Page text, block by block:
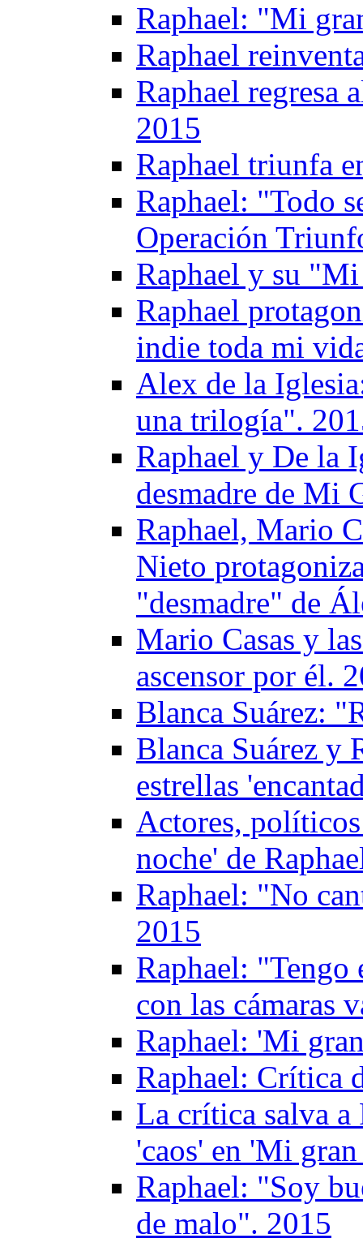
Raphael: "Mi
Raphael
Raphael regresa
2015
Raphael triunfa
Raphael: "Todo
Operación
Raphael y su
Raphael
indie toda mi
Alex de la
una trilogía".
Raphael y De la
desmadre de Mi
Raphael, Mario
Nieto
"desmadre" de
Mario Casas y
ascensor por él.
Blanca Suárez:
Blanca Suárez y
estrellas
Actores,
noche' de
Raphael: "No
2015
Raphael: "Tengo
con las cámaras
Raphael: 'Mi
Raphael: Crítica
La crítica salva a
'caos' en 'Mi
Raphael: "Soy
de malo". 2015